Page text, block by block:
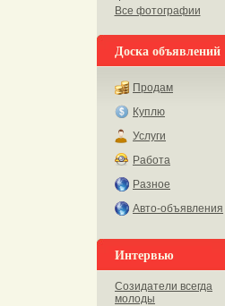
Все фотографии
Доска объявлений
Продам
Куплю
Услуги
Работа
Разное
Авто-объявления
Интервью
Созидатели всегда
молоды